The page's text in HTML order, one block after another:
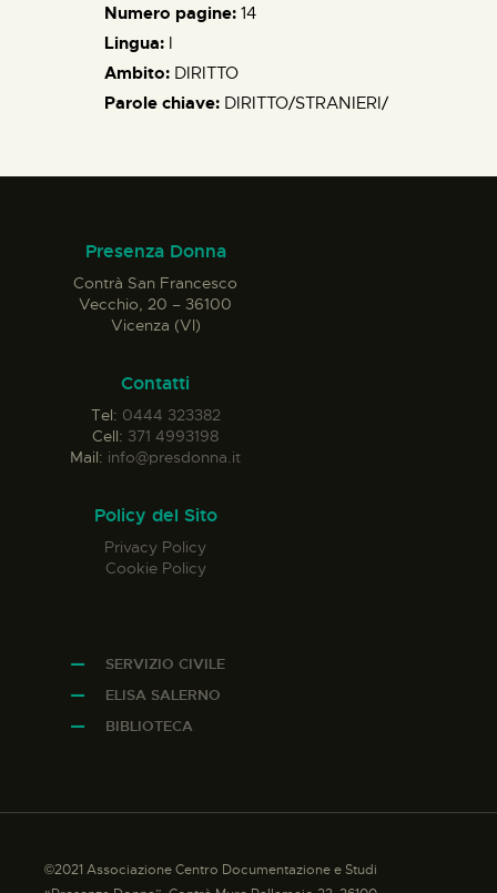
Numero pagine: 14
Lingua: I
Ambito: DIRITTO
Parole chiave: DIRITTO/STRANIERI/
Presenza Donna
Contrà San Francesco
Vecchio, 20 – 36100
Vicenza (VI)
Contatti
Tel: 0444 323382
Cell: 371 4993198
Mail: info@presdonna.it
Policy del Sito
Privacy Policy
Cookie Policy
SERVIZIO CIVILE
ELISA SALERNO
BIBLIOTECA
©2021 Associazione Centro Documentazione e Studi